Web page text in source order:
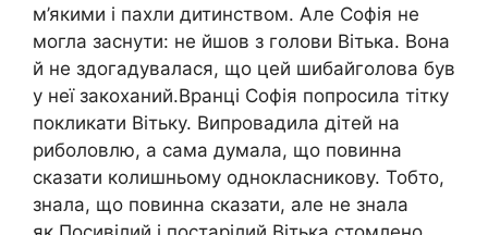
м’якими і пахли дитинством. Але Софія не
могла заснути: не йшов з голови Вітька. Вона
й не здогадувалася, що цей шибайголова був
у неї закоханий.Вранці Софія попросила тітку
покликати Вітьку. Випровадила дітей на
риболовлю, а сама думала, що повинна
сказати колишньому однокласникову. Тобто,
знала, що повинна сказати, але не знала